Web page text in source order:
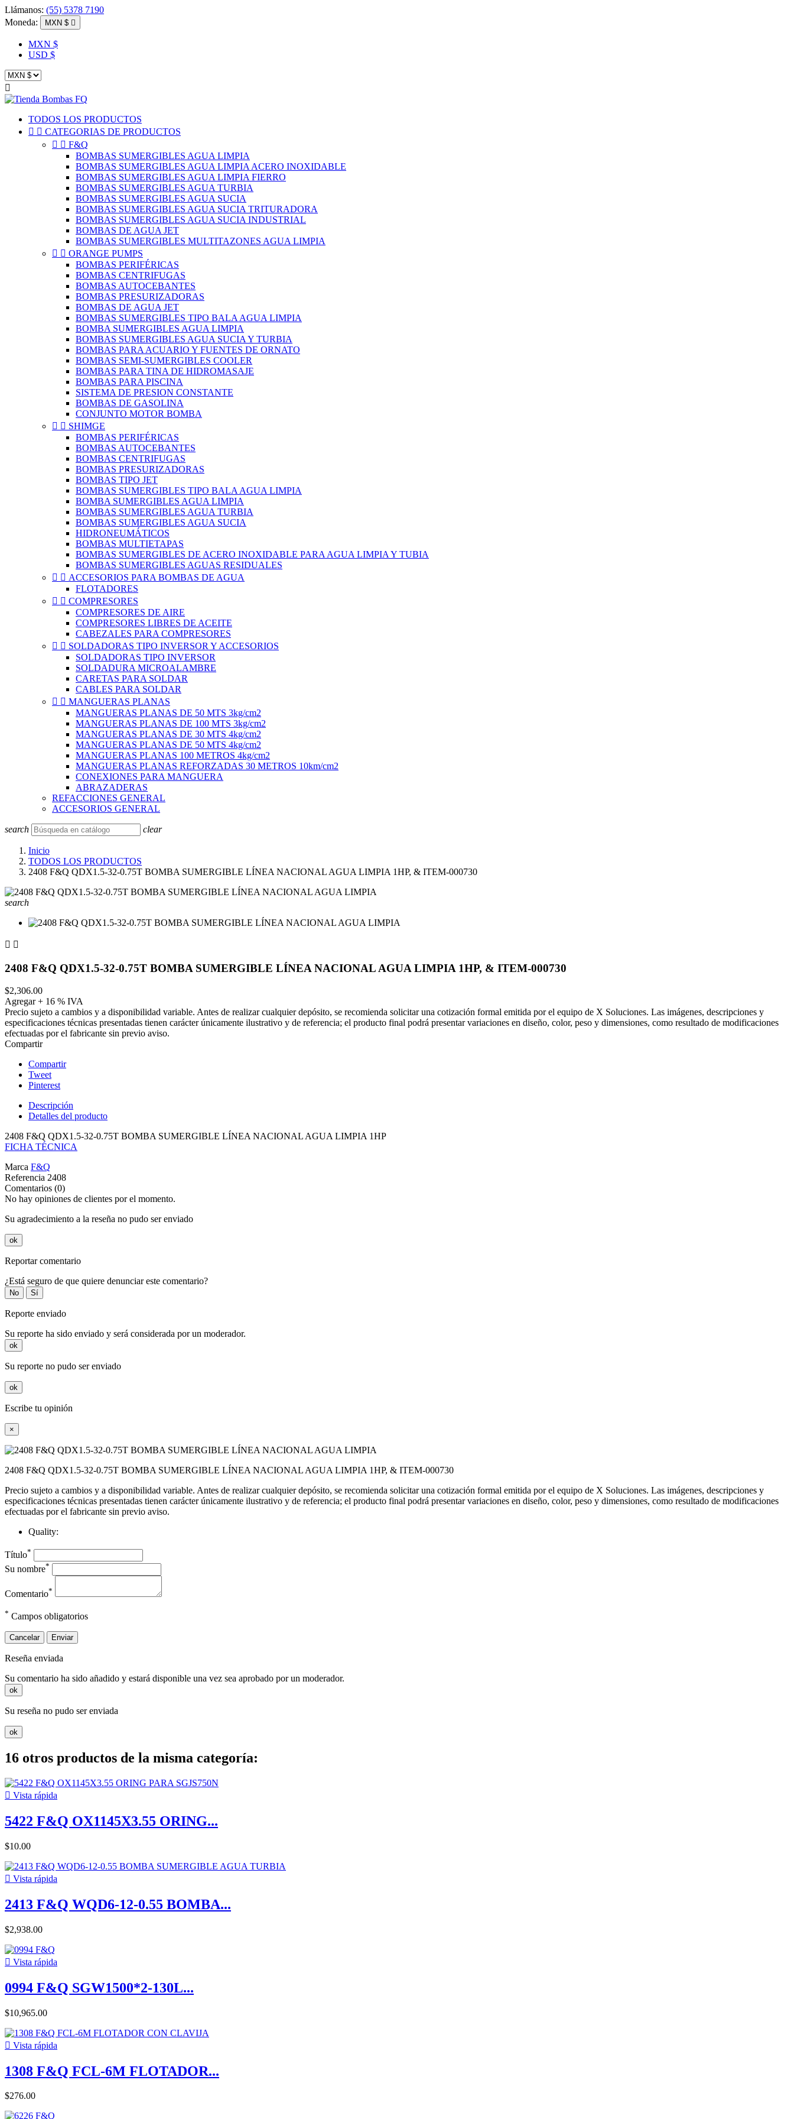
Llámanos: (55) 5378 7190
Moneda:
MXN $ 
MXN $
USD $

TODOS LOS PRODUCTOS
  CATEGORIAS DE PRODUCTOS
  F&Q
BOMBAS SUMERGIBLES AGUA LIMPIA
BOMBAS SUMERGIBLES AGUA LIMPIA ACERO INOXIDABLE
BOMBAS SUMERGIBLES AGUA LIMPIA FIERRO
BOMBAS SUMERGIBLES AGUA TURBIA
BOMBAS SUMERGIBLES AGUA SUCIA
BOMBAS SUMERGIBLES AGUA SUCIA TRITURADORA
BOMBAS SUMERGIBLES AGUA SUCIA INDUSTRIAL
BOMBAS DE AGUA JET
BOMBAS SUMERGIBLES MULTITAZONES AGUA LIMPIA
  ORANGE PUMPS
BOMBAS PERIFÉRICAS
BOMBAS CENTRIFUGAS
BOMBAS AUTOCEBANTES
BOMBAS PRESURIZADORAS
BOMBAS DE AGUA JET
BOMBAS SUMERGIBLES TIPO BALA AGUA LIMPIA
BOMBA SUMERGIBLES AGUA LIMPIA
BOMBAS SUMERGIBLES AGUA SUCIA Y TURBIA
BOMBAS PARA ACUARIO Y FUENTES DE ORNATO
BOMBAS SEMI-SUMERGIBLES COOLER
BOMBAS PARA TINA DE HIDROMASAJE
BOMBAS PARA PISCINA
SISTEMA DE PRESION CONSTANTE
BOMBAS DE GASOLINA
CONJUNTO MOTOR BOMBA
  SHIMGE
BOMBAS PERIFÉRICAS
BOMBAS AUTOCEBANTES
BOMBAS CENTRIFUGAS
BOMBAS PRESURIZADORAS
BOMBAS TIPO JET
BOMBAS SUMERGIBLES TIPO BALA AGUA LIMPIA
BOMBA SUMERGIBLES AGUA LIMPIA
BOMBAS SUMERGIBLES AGUA TURBIA
BOMBAS SUMERGIBLES AGUA SUCIA
HIDRONEUMÁTICOS
BOMBAS MULTIETAPAS
BOMBAS SUMERGIBLES DE ACERO INOXIDABLE PARA AGUA LIMPIA Y TUBIA
BOMBAS SUMERGIBLES AGUAS RESIDUALES
  ACCESORIOS PARA BOMBAS DE AGUA
FLOTADORES
  COMPRESORES
COMPRESORES DE AIRE
COMPRESORES LIBRES DE ACEITE
CABEZALES PARA COMPRESORES
  SOLDADORAS TIPO INVERSOR Y ACCESORIOS
SOLDADORAS TIPO INVERSOR
SOLDADURA MICROALAMBRE
CARETAS PARA SOLDAR
CABLES PARA SOLDAR
  MANGUERAS PLANAS
MANGUERAS PLANAS DE 50 MTS 3kg/cm2
MANGUERAS PLANAS DE 100 MTS 3kg/cm2
MANGUERAS PLANAS DE 30 MTS 4kg/cm2
MANGUERAS PLANAS DE 50 MTS 4kg/cm2
MANGUERAS PLANAS 100 METROS 4kg/cm2
MANGUERAS PLANAS REFORZADAS 30 METROS 10km/cm2
CONEXIONES PARA MANGUERA
ABRAZADERAS
REFACCIONES GENERAL
ACCESORIOS GENERAL
search clear
Inicio
TODOS LOS PRODUCTOS
2408 F&Q QDX1.5-32-0.75T BOMBA SUMERGIBLE LÍNEA NACIONAL AGUA LIMPIA 1HP, & ITEM-000730
search
 
2408 F&Q QDX1.5-32-0.75T BOMBA SUMERGIBLE LÍNEA NACIONAL AGUA LIMPIA 1HP, & ITEM-000730
$2,306.00
Agregar + 16 % IVA
Precio sujeto a cambios y a disponibilidad variable. Antes de realizar cualquier depósito, se recomienda solicitar una cotización formal emitida por el equipo de X Soluciones. Las imágenes, descripciones y
especificaciones técnicas presentadas tienen carácter únicamente ilustrativo y de referencia; el producto final podrá presentar variaciones en diseño, color, peso y dimensiones, como resultado de modificaciones
efectuadas por el fabricante sin previo aviso.
Compartir
Compartir
Tweet
Pinterest
Descripción
Detalles del producto
2408 F&Q QDX1.5-32-0.75T BOMBA SUMERGIBLE LÍNEA NACIONAL AGUA LIMPIA 1HP
FICHA TÉCNICA
Marca F&Q
Referencia 2408
Comentarios (0)
No hay opiniones de clientes por el momento.
Su agradecimiento a la reseña no pudo ser enviado
ok
Reportar comentario
¿Está seguro de que quiere denunciar este comentario?
No Sí
Reporte enviado
Su reporte ha sido enviado y será considerada por un moderador.
ok
Su reporte no pudo ser enviado
ok
Escribe tu opinión
×
2408 F&Q QDX1.5-32-0.75T BOMBA SUMERGIBLE LÍNEA NACIONAL AGUA LIMPIA 1HP, & ITEM-000730
Precio sujeto a cambios y a disponibilidad variable. Antes de realizar cualquier depósito, se recomienda solicitar una cotización formal emitida por el equipo de X Soluciones. Las imágenes, descripciones y
especificaciones técnicas presentadas tienen carácter únicamente ilustrativo y de referencia; el producto final podrá presentar variaciones en diseño, color, peso y dimensiones, como resultado de modificaciones
efectuadas por el fabricante sin previo aviso.
Quality:
Título*
Su nombre*
Comentario*
* Campos obligatorios
Cancelar Enviar
Reseña enviada
Su comentario ha sido añadido y estará disponible una vez sea aprobado por un moderador.
ok
Su reseña no pudo ser enviada
ok
16 otros productos de la misma categoría:
 Vista rápida
5422 F&Q OX1145X3.55 ORING...
$10.00
 Vista rápida
2413 F&Q WQD6-12-0.55 BOMBA...
$2,938.00
 Vista rápida
0994 F&Q SGW1500*2-130L...
$10,965.00
 Vista rápida
1308 F&Q FCL-6M FLOTADOR...
$276.00